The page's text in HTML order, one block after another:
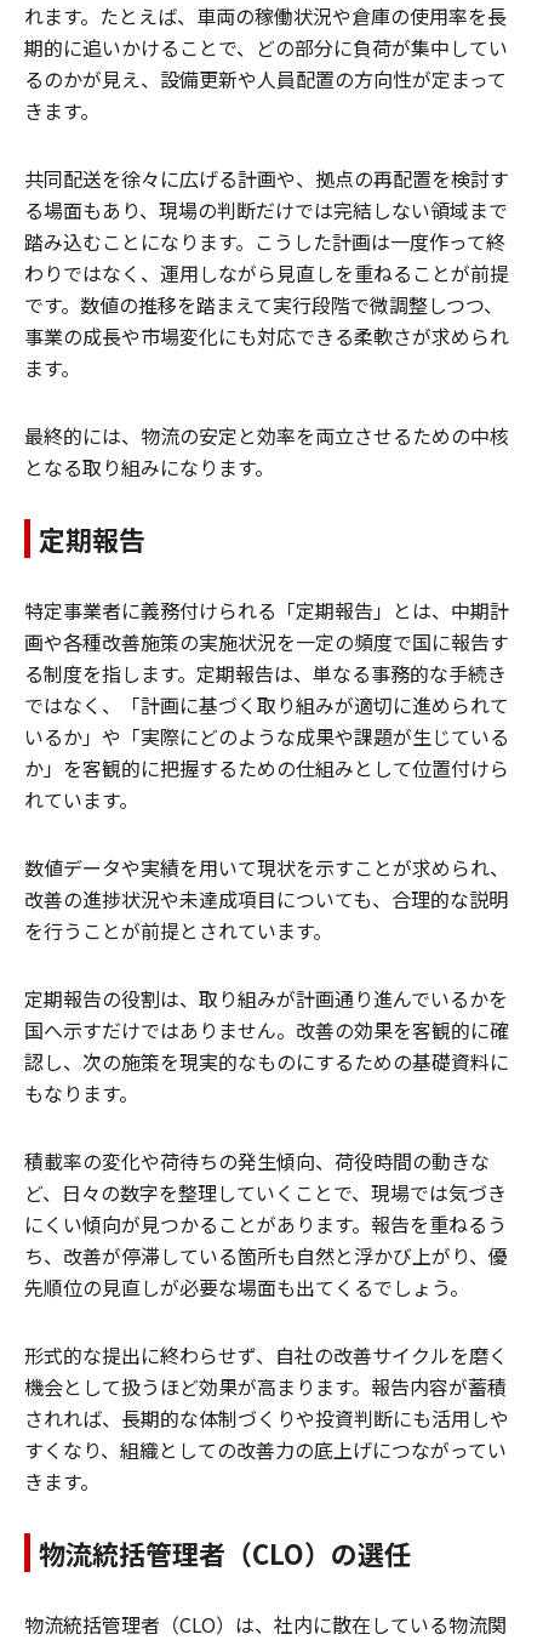
れます。たとえば、車両の稼働状況や倉庫の使用率を長
期的に追いかけることで、どの部分に負荷が集中してい
るのかが見え、設備更新や人員配置の方向性が定まって
きます。
共同配送を徐々に広げる計画や、拠点の再配置を検討す
る場面もあり、現場の判断だけでは完結しない領域まで
踏み込むことになります。こうした計画は一度作って終
わりではなく、運用しながら見直しを重ねることが前提
です。数値の推移を踏まえて実行段階で微調整しつつ、
事業の成長や市場変化にも対応できる柔軟さが求められ
ます。
最終的には、物流の安定と効率を両立させるための中核
となる取り組みになります。
定期報告
特定事業者に義務付けられる「定期報告」とは、中期計
画や各種改善施策の実施状況を一定の頻度で国に報告す
る制度を指します。定期報告は、単なる事務的な手続き
ではなく、「計画に基づく取り組みが適切に進められて
いるか」や「実際にどのような成果や課題が生じている
か」を客観的に把握するための仕組みとして位置付けら
れています。
数値データや実績を用いて現状を示すことが求められ、
改善の進捗状況や未達成項目についても、合理的な説明
を行うことが前提とされています。
定期報告の役割は、取り組みが計画通り進んでいるかを
国へ示すだけではありません。改善の効果を客観的に確
認し、次の施策を現実的なものにするための基礎資料に
もなります。
積載率の変化や荷待ちの発生傾向、荷役時間の動きな
ど、日々の数字を整理していくことで、現場では気づき
にくい傾向が見つかることがあります。報告を重ねるう
ち、改善が停滞している箇所も自然と浮かび上がり、優
先順位の見直しが必要な場面も出てくるでしょう。
形式的な提出に終わらせず、自社の改善サイクルを磨く
機会として扱うほど効果が高まります。報告内容が蓄積
されれば、長期的な体制づくりや投資判断にも活用しや
すくなり、組織としての改善力の底上げにつながってい
きます。
物流統括管理者（CLO）の選任
物流統括管理者（CLO）は、社内に散在している物流関